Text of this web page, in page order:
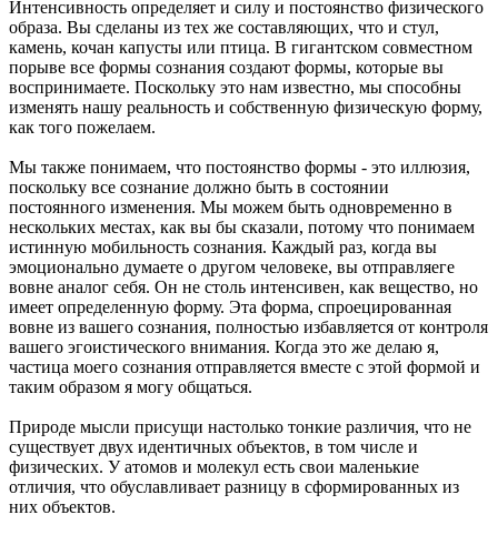
Интенсивность определяет и силу и постоянство физического
образа. Вы сделаны из тех же составляющих, что и стул,
камень, кочан капусты или птица. В гигантском совместном
порыве все формы сознания создают формы, которые вы
воспринимаете. Поскольку это нам известно, мы способны
изменять нашу реальность и собственную физическую форму,
как того пожелаем.
Мы также понимаем, что постоянство формы - это иллюзия,
поскольку все сознание должно быть в состоянии
постоянного изменения. Мы можем быть одновременно в
нескольких местах, как вы бы сказали, потому что понимаем
истинную мобильность сознания. Каждый раз, когда вы
эмоционально думаете о другом человеке, вы отправляеге
вовне аналог себя. Он не столь интенсивен, как вещество, но
имеет определенную форму. Эта форма, спроецированная
вовне из вашего сознания, полностью избавляется от контроля
вашего эгоистического внимания. Когда это же делаю я,
частица моего сознания отправляется вместе с этой формой и
таким образом я могу общаться.
Природе мысли присущи настолько тонкие различия, что не
существует двух идентичных объектов, в том числе и
физических. У атомов и молекул есть свои маленькие
отличия, что обуславливает разницу в сформированных из
них объектов.